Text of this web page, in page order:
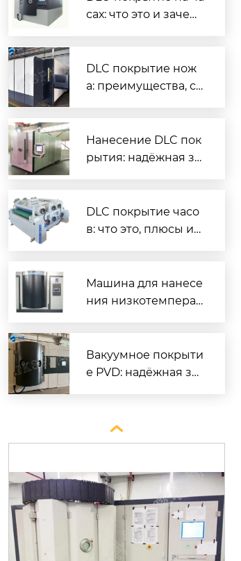
сах: что это и зачем
DLC покрытие нож
а: преимущества, ср
Нанесение DLC пок
рытия: надёжная за
DLC покрытие часо
в: что это, плюсы и
Машина для нанесе
ния низкотемперат
ение для промышл
енного применени
Вакуумное покрыти
е PVD: надёжная за
